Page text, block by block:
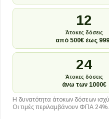
12
Άτοκες δόσεις
από 500€ έως
24
Άτοκες δόσεις
άνω των 1000€
Η δυνατότητα άτοκων δόσεων
Οι τιμές περιλαμβάνουν ΦΠΑ 24%.